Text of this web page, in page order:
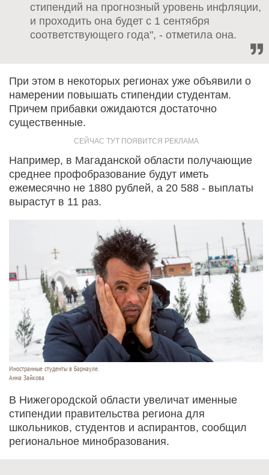
стипендий на прогнозный уровень инфляции,
и проходить она будет с 1 сентября
соответствующего года", - отметила она.
При этом в некоторых регионах уже объявили о
намерении повышать стипендии студентам.
Причем прибавки ожидаются достаточно
существенные.
Например, в Магаданской области получающие
среднее профобразование будут иметь
ежемесячно не 1880 рублей, а 20 588 - выплаты
вырастут в 11 раз.
Иностранные студенты в Барнауле.
Анна Зайкова
В Нижегородской области увеличат именные
стипендии правительства региона для
школьников, студентов и аспирантов, сообщил
региональное минобразования.